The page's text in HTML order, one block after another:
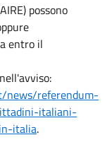
possono
entro il
news/referendum-
italiani-
italia.